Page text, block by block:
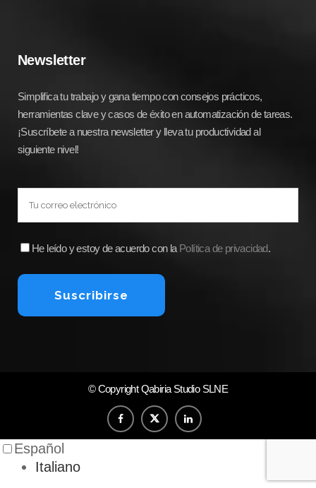
Newsletter
Simplifica tu trabajo y gana tiempo con consejos prácticos,
herramientas clave y casos de éxito en automatización de tareas.
¡Suscríbete a nuestra newsletter y lleva tu productividad al
siguiente nivel!
He leído y estoy de acuerdo con la Política de privacidad.
© CopyrightQabiria Studio SLNE
Español
Italiano